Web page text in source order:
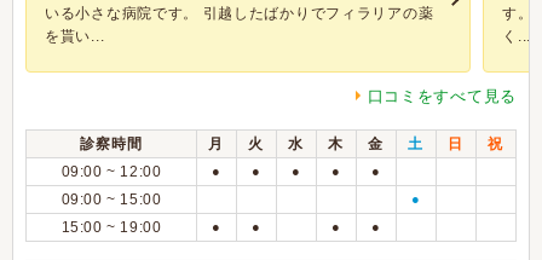
いる小さな病院です。 引越したばかりでフィラリアの薬
を貰い...
す。
く...
口コミをすべて見る
診察時間 月 火 水 木 金 土 日
祝
09:00 ~ 12:00
● ● ● ● ●
09:00 ~ 15:00 ●
15:00 ~ 19:00 ● ● ● ●